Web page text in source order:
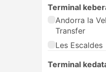
Terminal
Andorra la
Transfer
Les Escaldes
Terminal